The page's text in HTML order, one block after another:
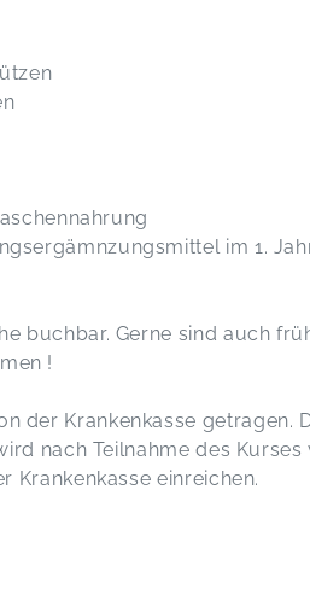
im 1.
buchbar. Gerne sind auch
!
der Krankenkasse getragen.
nach Teilnahme des Kurses
Krankenkasse einreichen.